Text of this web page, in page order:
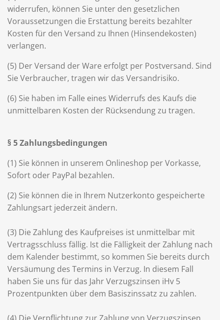
widerrufen, können Sie unter den gesetzlichen
Voraussetzungen die Erstattung bereits bezahlter
Kosten für den Versand zu Ihnen (Hinsendekosten)
verlangen.
(5) Der Versand der Ware erfolgt per Postversand. Sind
Sie Verbraucher, tragen wir das Versandrisiko.
(6) Sie haben im Falle eines Widerrufs des Kaufs die
unmittelbaren Kosten der Rücksendung zu tragen.
§ 5 Zahlungsbedingungen
(1) Sie können in unserem Onlineshop per Vorkasse,
Sofort oder PayPal bezahlen.
(2) Sie können die in Ihrem Nutzerkonto gespeicherte
Zahlungsart jederzeit ändern.
(3) Die Zahlung des Kaufpreises ist unmittelbar mit
Vertragsschluss fällig. Ist die Fälligkeit der Zahlung nach
dem Kalender bestimmt, so kommen Sie bereits durch
Versäumung des Termins in Verzug. In diesem Fall
haben Sie uns für das Jahr Verzugszinsen iHv 5
Prozentpunkten über dem Basiszinssatz zu zahlen.